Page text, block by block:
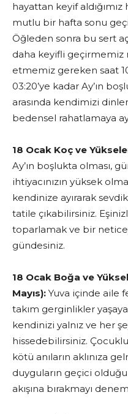
hayattan keyif
mutlu bir hafta sonu
Öğleden sonra bu sert
daha keyifli
etmemiz gereken saat
03:20’ye kadar Ay’ın
arasında kendimizi
bedensel rahatlamaya
18 Ocak Koç ve
Ay’ın boşlukta olması,
ihtiyacınızın yüksek
kendinize ayırarak
tatile çıkabilirsiniz.
toparlamak ve bir
gündesiniz.
18 Ocak Boğa ve
Mayıs): Yuva içinde aile
takım gerginlikler
kendinizi yalnız ve her
hissedebilirsiniz.
kötü anıların aklınıza
duyguların geçici
akışına bırakmayı